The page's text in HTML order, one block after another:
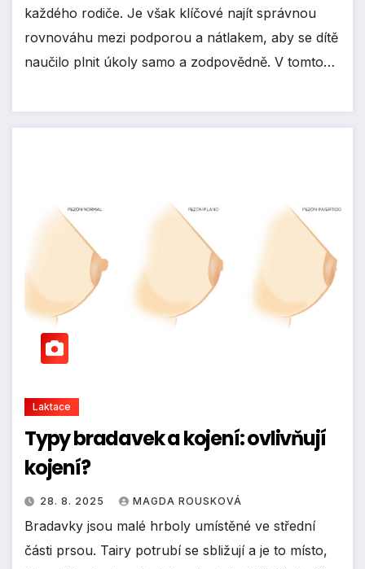
každého rodiče. Je však klíčové najít správnou
rovnováhu mezi podporou a nátlakem, aby se dítě
naučilo plnit úkoly samo a zodpovědně. V tomto…
Laktace
Typy bradavek a kojení: ovlivňují
kojení?
28. 8. 2025 MAGDA ROUSKOVÁ
Bradavky jsou malé hrboly umístěné ve střední
části prsou. Tairy potrubí se sbližují a je to místo,